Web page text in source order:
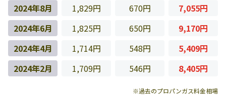
2024年8月
1,829円 670円
7,055円
2024年6月
1,825円 650円
9,170円
2024年4月
1,714円 548円
5,409円
2024年2月
1,709円 546円 8,405円
※過去のプロパンガス料金相場